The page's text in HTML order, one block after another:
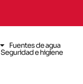
Fuentes de agua
Seguridad e higiene